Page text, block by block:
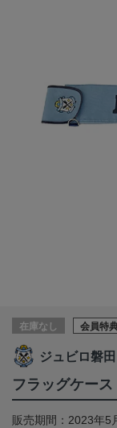
在庫なし 会員特
ジュビロ磐田
フラッグケース
販売期間：2023年5